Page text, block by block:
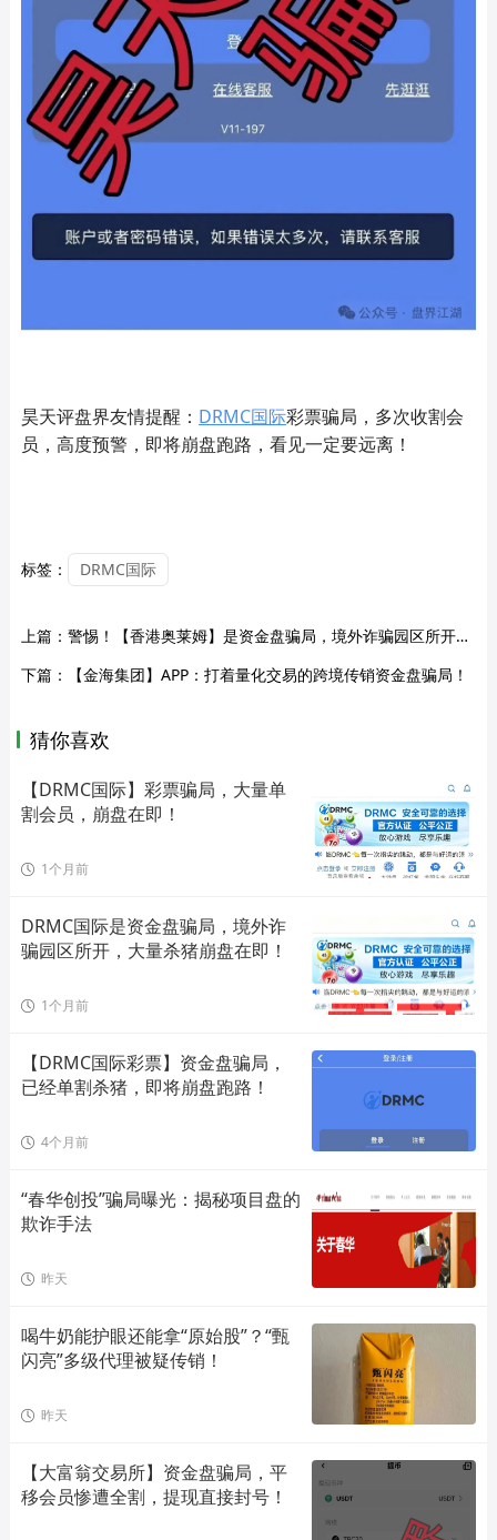
昊天评盘界友情提醒： DRMC国际彩票骗局，多次收割会
员，高度预警，即将崩盘跑路，看见一定要远离！
标签： DRMC国际
上篇： 警惕！【香港奥莱姆】是资金盘骗局，境外诈骗园区所开，远离快割盘 ！
下篇：
【金海集团】APP：打着量化交易的跨境传销资金盘骗局！
猜你喜欢
【DRMC国际】彩票骗局，大量单
割会员，崩盘在即！
1个月前
DRMC国际是资金盘骗局，境外诈
骗园区所开，大量杀猪崩盘在即！
1个月前
【DRMC国际彩票】资金盘骗局，
已经单割杀猪，即将崩盘跑路！
4个月前
“春华创投”骗局曝光：揭秘项目盘的
欺诈手法
昨天
喝牛奶能护眼还能拿“原始股”？“甄
闪亮”多级代理被疑传销！
昨天
【大富翁交易所】资金盘骗局，平
移会员惨遭全割，提现直接封号！